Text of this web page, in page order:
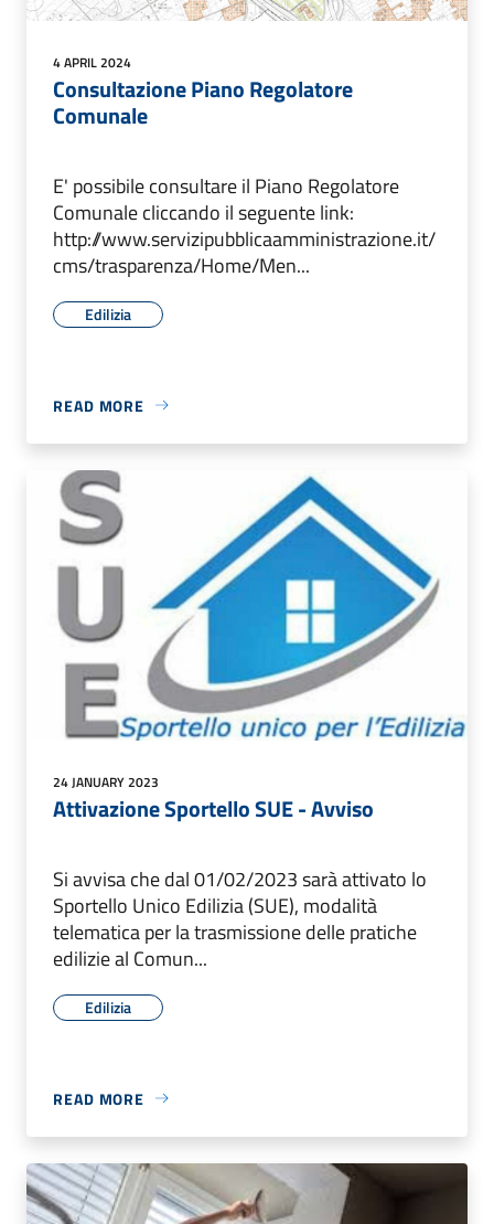
4 APRIL 2024
Consultazione Piano Regolatore
Comunale
E' possibile consultare il Piano Regolatore
Comunale cliccando il seguente link:
http://www.servizipubblicaamministrazione.it/
cms/trasparenza/Home/Men...
Edilizia
READ MORE
24 JANUARY 2023
Attivazione Sportello SUE - Avviso
Si avvisa che dal 01/02/2023 sarà attivato lo
Sportello Unico Edilizia (SUE), modalità
telematica per la trasmissione delle pratiche
edilizie al Comun...
Edilizia
READ MORE